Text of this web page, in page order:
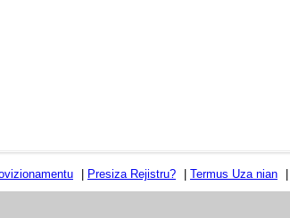
Presiza Rejistru? Termus Uza nian